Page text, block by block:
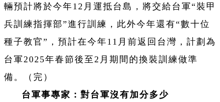
輛預計將於今年12月運抵台島，將交給台軍“裝甲
兵訓練指揮部”進行訓練，此外今年還有“數十位
種子教官”，預計在今年11月前返回台灣，計劃為
台軍2025年春節後至2月期間的換裝訓練做準
備。（完）
台軍事專家：對台軍沒有加分多少